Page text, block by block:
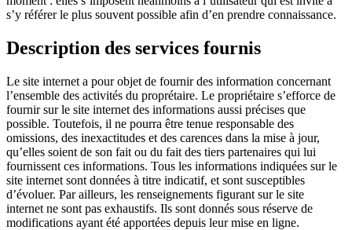
s’y référer le plus souvent possible afin d’en prendre connaissance.
Description des services fournis
Le site internet a pour objet de fournir des information concernant
l’ensemble des activités du proprétaire. Le propriétaire s’efforce de
fournir sur le site internet des informations aussi précises que
possible. Toutefois, il ne pourra être tenue responsable des
omissions, des inexactitudes et des carences dans la mise à jour,
qu’elles soient de son fait ou du fait des tiers partenaires qui lui
fournissent ces informations. Tous les informations indiquées sur le
site internet sont données à titre indicatif, et sont susceptibles
d’évoluer. Par ailleurs, les renseignements figurant sur le site
internet ne sont pas exhaustifs. Ils sont donnés sous réserve de
modifications ayant été apportées depuis leur mise en ligne.